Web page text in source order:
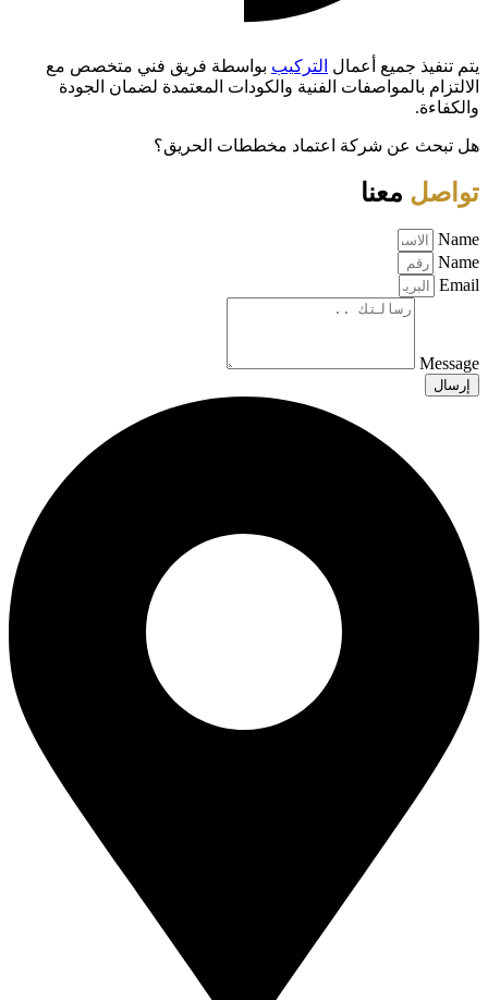
يتم تنفيذ جميع أعمال التركيب بواسطة فريق فني متخصص مع
الالتزام بالمواصفات الفنية والكودات المعتمدة لضمان الجودة
والكفاءة.
هل تبحث عن شركة اعتماد مخططات الحريق؟
تواصل معنا
Name
Name
Email
Message
إرسال